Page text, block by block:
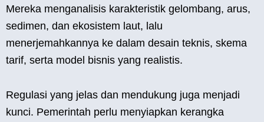
Mereka menganalisis karakteristik gelombang, arus,
sedimen, dan ekosistem laut, lalu
menerjemahkannya ke dalam desain teknis, skema
tarif, serta model bisnis yang realistis.
Regulasi yang jelas dan mendukung juga menjadi
kunci. Pemerintah perlu menyiapkan kerangka